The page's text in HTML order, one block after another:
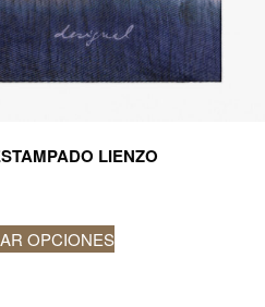
LIENZO
OPCIONES
Este
producto